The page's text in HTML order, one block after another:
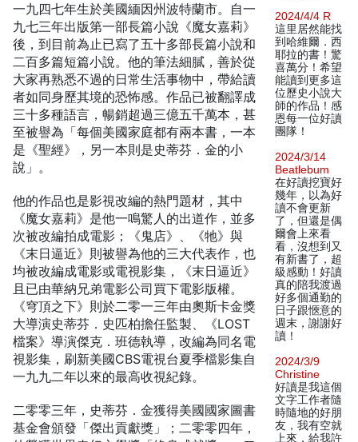
一九四七年生於美國緬因州波特蘭市。自一
九七三年出版第一部長篇小說《魔女嘉莉》
後，到目前為止已寫了五十多部長篇小說和
二百多篇短篇小說。他的筆法細膩，善於從
大家再熟悉不過的日常生活事物中，帶給讀
者如同身歷其境的恐怖感。作品已被翻譯成
三十多種語言，暢銷超過三億五千萬本，甚
至被譽為「每個美國家庭都有兩本書，一本
是《聖經》，另一本則是史蒂芬．金的小
說」。
他的作品也是影視改編的熱門題材，其中
《魔女嘉莉》是他一鳴驚人的出道作，並多
次被改編拍成電影；《鬼店》、《牠》與
《末日逼近》則被譽為他的三大代表作，也
均被改編成電影或電視影集，《末日逼近》
且已由華納兄弟電影公司買下電影版權。
《穹頂之下》則於二零一三年由奧斯卡金獎
大導演史蒂芬．史匹柏擔任監製、《LOST
檔案》導演傑克．班德執導，改編為同名電
視影集，刷新美國CBS電視台夏季檔影集自
一九九二年以來的最高收視紀錄。
二零零三年，史蒂芬．金獲得美國國家圖書
基金會頒發「傑出貢獻獎」；二零零四年，
2024/4/4 R
這里居然能找
到哈維爾．西
耶拉的書！驚
喜萬分！希望
能讀到更多這
位歷史小說大
師的作品！感
恩每一位好讀
團隊！
2024/3/14
Beatlebum
在好讀挖寶好
幾年，以為好
讀不會更新
了，但還是偶
爾會上來看
看，沒想到又
有新書了，超
級感動！好讀
真的陪我渡過
好多個通勤的
日子跟愜意的
週末，謝謝好
讀！
2024/3/9
Christine
好讀是我這個
文字工作者隨
時隨地的好朋
友，我有空就
上來，給我許